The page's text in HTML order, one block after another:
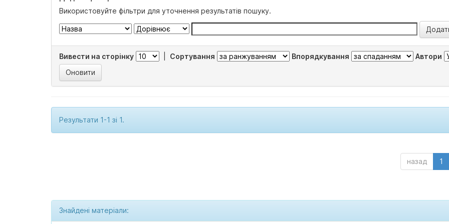
Використовуйте фільтри для уточнення результатів пошуку.
Вивести на сторінку Сортування Впорядкування Автори
Результати 1-1 зі 1.
назад 1
Знайдені матеріали: